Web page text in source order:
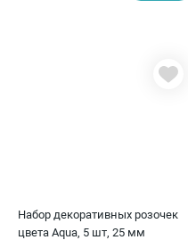
Набор декоративных розочек
цвета Aqua, 5 шт, 25 мм